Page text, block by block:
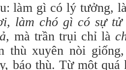
làm gì có lý tưởng,
làm chó gì có sự
mà trần trụi chỉ là
thù xuyên nòi
báo thù. Từ một